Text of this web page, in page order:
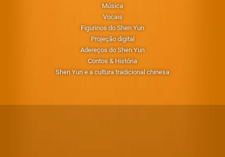
Música
Vocais
Figurinos do Shen Yun
Projeção digital
Adereços do Shen Yun
Contos & História
Shen Yun e a cultura tradicional chinesa